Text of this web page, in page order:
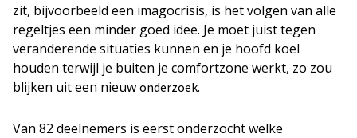
zit, bijvoorbeeld een imagocrisis, is het volgen van alle
regeltjes een minder goed idee. Je moet juist tegen
veranderende situaties kunnen en je hoofd koel
houden terwijl je buiten je comfortzone werkt, zo zou
blijken uit een nieuw onderzoek.
Van 82 deelnemers is eerst onderzocht welke